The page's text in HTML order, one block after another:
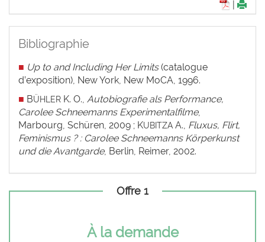
Bibliographie
■ Up to and Including Her Limits(catalogue
d’exposition), New York, New MoCA, 1996.
■ BÜHLER K. O., Autobiografie als Performance,
Carolee Schneemanns Experimentalfilme,
Marbourg, Schüren, 2009 ; KUBITZA A., Fluxus, Flirt,
Feminismus ? : Carolee Schneemanns Körperkunst
und die Avantgarde, Berlin, Reimer, 2002.
Offre 1
À la demande